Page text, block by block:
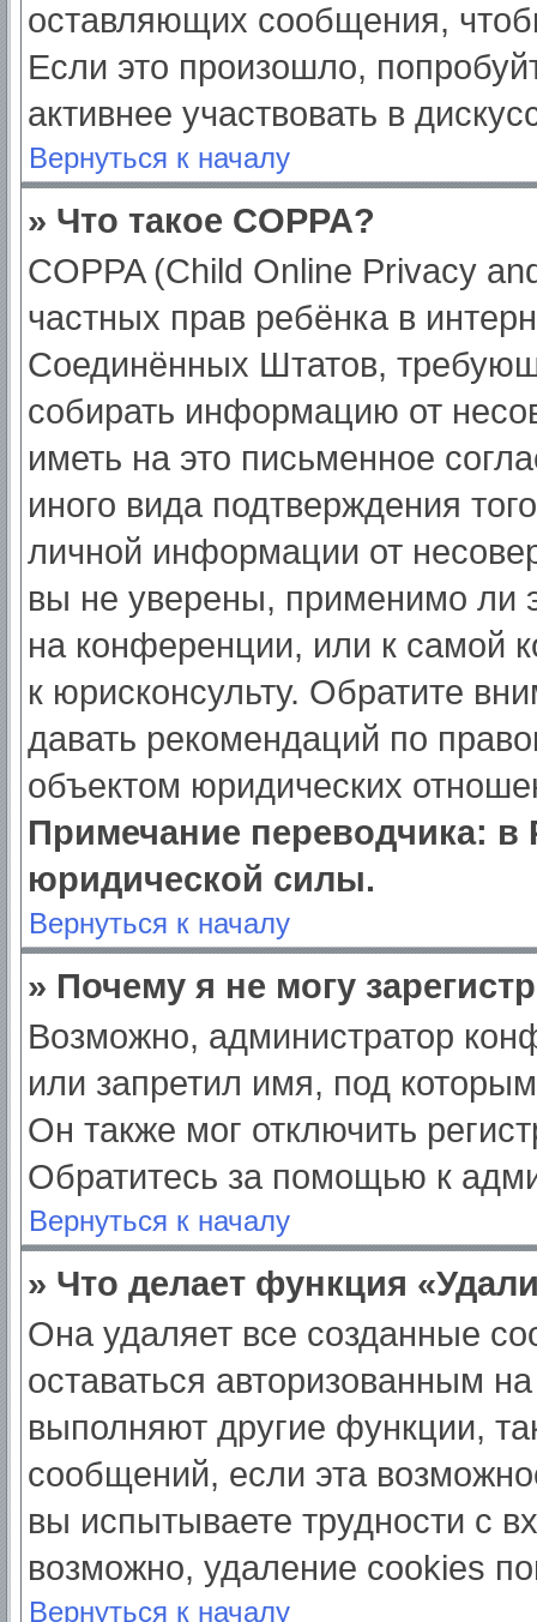
оставляющих сообщения,
Если это произошло,
активнее участвовать в
Вернуться к началу
» Что такое COPPA?
COPPA (Child Online Privacy
частных прав ребёнка в
Соединённых Штатов,
собирать информацию от
иметь на это письменное
иного вида подтверждения
личной информации от
вы не уверены, применимо ли
на конференции, или к самой
к юрисконсульту. Обратите
давать рекомендаций по
объектом юридических
Примечание переводчика: в
юридической силы.
Вернуться к началу
» Почему я не могу
Возможно, администратор
или запретил имя, под
Он также мог отключить
Обратитесь за помощью к
Вернуться к началу
» Что делает функция
Она удаляет все созданные
оставаться авторизованным
выполняют другие функции,
сообщений, если эта
вы испытываете трудности с
возможно, удаление cookies
Вернуться к началу